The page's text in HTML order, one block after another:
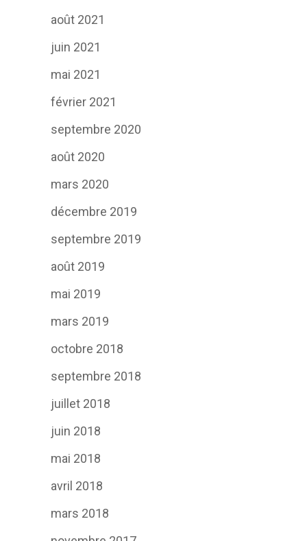
août 2021
juin 2021
mai 2021
février 2021
septembre 2020
août 2020
mars 2020
décembre 2019
septembre 2019
août 2019
mai 2019
mars 2019
octobre 2018
septembre 2018
juillet 2018
juin 2018
mai 2018
avril 2018
mars 2018